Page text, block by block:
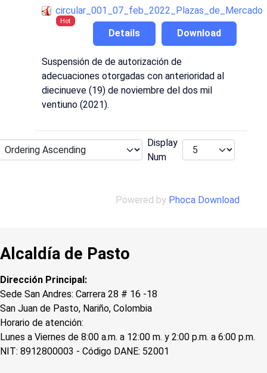
circular_001_07_feb_2022_Plazas_de_Mercado
Hot
Download
Details
Suspensión de de autorización de
adecuaciones otorgadas con anterioridad al
diecinueve (19) de noviembre del dos mil
ventiuno (2021).
Display
Num
Powered by Phoca Download
Alcaldía de Pasto
Dirección Principal:
Sede San Andres: Carrera 28 # 16 -18
San Juan de Pasto, Nariño, Colombia
Horario de atención:
Lunes a Viernes de 8:00 a.m. a 12:00 m. y 2:00 p.m. a 6:00 p.m.
NIT: 8912800003 - Código DANE: 52001